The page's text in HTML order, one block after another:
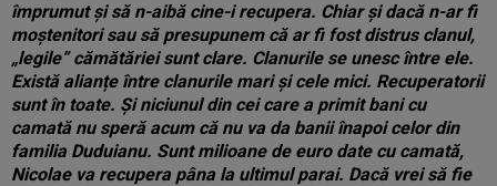
împrumut și să n-aibă cine-i recupera. Chiar și dacă n-ar fi
moștenitori sau să presupunem că ar fi fost distrus clanul,
„legile” cămătăriei sunt clare. Clanurile se unesc între ele.
Există alianțe între clanurile mari și cele mici. Recuperatorii
sunt în toate. Și niciunul din cei care a primit bani cu
camată nu speră acum că nu va da banii înapoi celor din
familia Duduianu. Sunt milioane de euro date cu camată,
Nicolae va recupera pâna la ultimul parai. Dacă vrei să fie